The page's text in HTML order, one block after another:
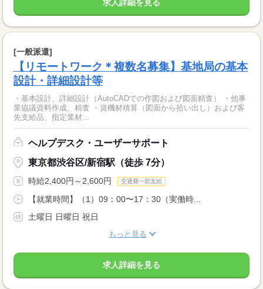
求人詳細を見る
[一般派遣]
【リモートワーク＊複数名募集】基地局の基本
設計・詳細設計等
・基本設計、詳細設計（AutoCADでの作図および図面精査） ・他事
業協議資料作成、精査 ・資機材積算（図面から拾い出し）および客
先支給品、指定業材...
ヘルプデスク・ユーザーサポート
東京都渋谷区/新宿駅（徒歩 7分）
時給2,400円～2,600円 交通費一部支給
【就業時間】（1）09：00〜17：30（実働時...
土曜日 日曜日 祝日
もっと見る
求人詳細を見る